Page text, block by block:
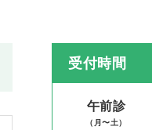
受付時間
午前診
（月〜土）